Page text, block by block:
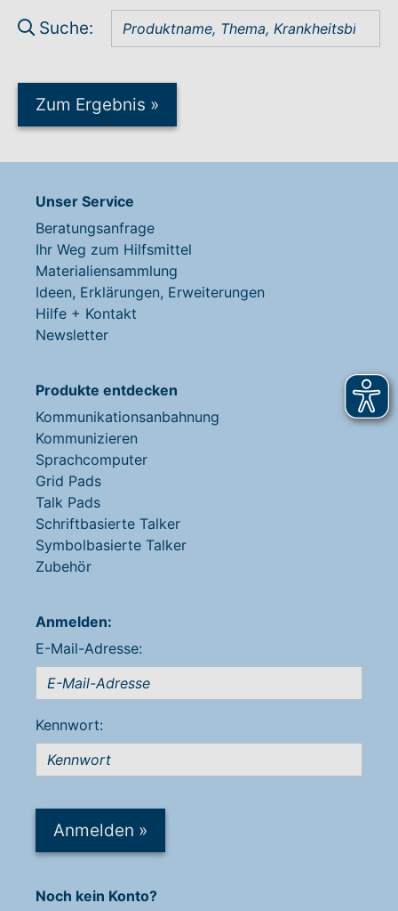
Suche:
Zum Ergebnis »
Unser Service
Beratungsanfrage
Ihr Weg zum Hilfsmittel
Materialiensammlung
Ideen, Erklärungen, Erweiterungen
Hilfe + Kontakt
Newsletter
Produkte entdecken
Kommunikationsanbahnung
Kommunizieren
Sprachcomputer
Grid Pads
Talk Pads
Schriftbasierte Talker
Symbolbasierte Talker
Zubehör
Anmelden:
E-Mail-Adresse:
Kennwort:
Anmelden »
Noch kein Konto?